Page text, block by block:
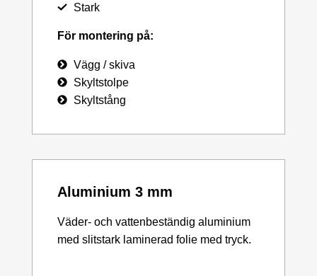
Stark
För montering på:
Vägg / skiva
Skyltstolpe
Skyltstång
Aluminium 3 mm
Väder- och vattenbeständig aluminium
med slitstark laminerad folie med tryck.